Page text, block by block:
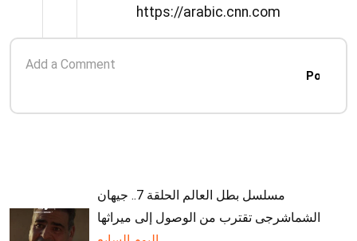
https://arabic.cnn.com
Post
مسلسل بطل العالم الحلقة 7.. جيهان
الشماشرجى تقترب من الوصول إلى ميراثها